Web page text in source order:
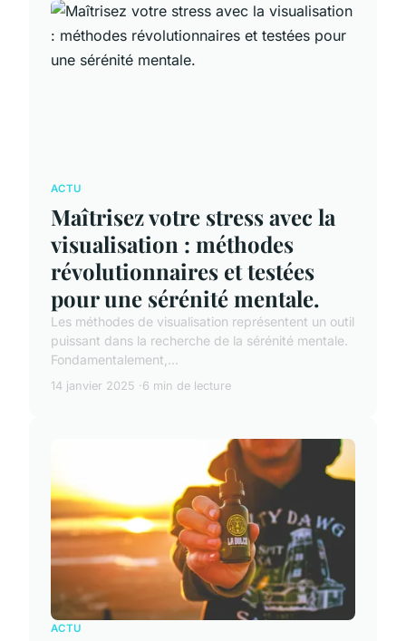
ACTU
Maîtrisez votre stress avec la
visualisation : méthodes
révolutionnaires et testées
pour une sérénité mentale.
Les méthodes de visualisation représentent un outil
puissant dans la recherche de la sérénité mentale.
Fondamentalement,...
14 janvier 2025 6 min de lecture
ACTU